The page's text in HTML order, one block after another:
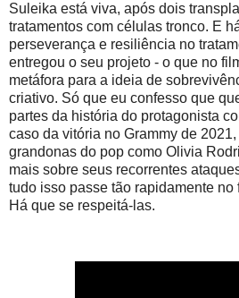
Suleika está viva, após dois
tratamentos com células tronco. E
perseverança e resiliência no
entregou o seu projeto - o que no
metáfora para a ideia de
criativo. Só que eu confesso que
partes da história do protagonista
caso da vitória no Grammy de
grandonas do pop como Olivia
mais sobre seus recorrentes
tudo isso passe tão rapidamente no
Há que se respeitá-las.